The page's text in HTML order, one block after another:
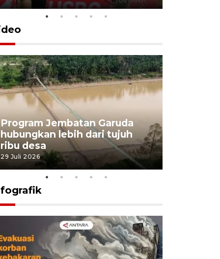
Program Jembatan Garuda
hubungkan lebih dari tujuh
ribu desa
29 Juli 2026